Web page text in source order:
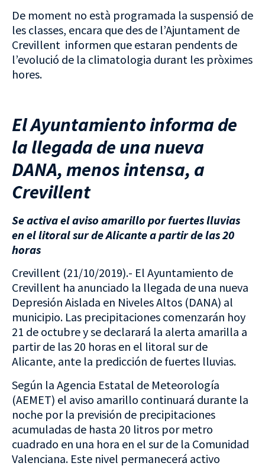
De moment no està programada la suspensió de
les classes, encara que des de l’Ajuntament de
Crevillent informen que estaran pendents de
l’evolució de la climatologia durant les pròximes
hores.
El Ayuntamiento informa de
la llegada de una nueva
DANA, menos intensa, a
Crevillent
Se activa el aviso amarillo por fuertes lluvias
en el litoral sur de Alicante a partir de las 20
horas
Crevillent (21/10/2019).- El Ayuntamiento de
Crevillent ha anunciado la llegada de una nueva
Depresión Aislada en Niveles Altos (DANA) al
municipio. Las precipitaciones comenzarán hoy
21 de octubre y se declarará la alerta amarilla a
partir de las 20 horas en el litoral sur de
Alicante, ante la predicción de fuertes lluvias.
Según la Agencia Estatal de Meteorología
(AEMET) el aviso amarillo continuará durante la
noche por la previsión de precipitaciones
acumuladas de hasta 20 litros por metro
cuadrado en una hora en el sur de la Comunidad
Valenciana. Este nivel permanecerá activo